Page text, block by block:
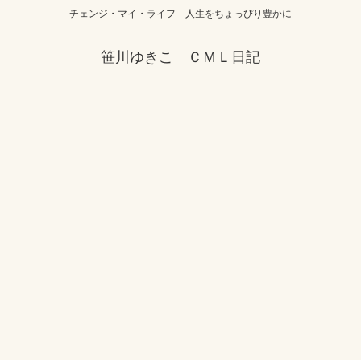
チェンジ・マイ・ライフ 人生をちょっぴり豊かに
笹川ゆきこ ＣＭＬ日記